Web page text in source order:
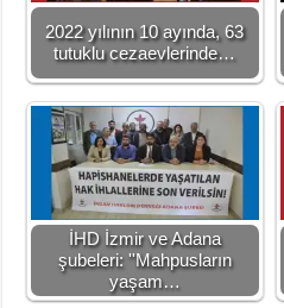
2022 yılının 10 ayında, 63
tutuklu cezaevlerinde…
İHD İzmir ve Adana
şubeleri: ''Mahpusların
yaşam…